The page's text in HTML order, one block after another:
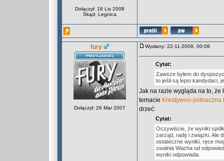
Dołączył: 18 Lis 2008
Skąd: Legnica
fury
Dołączył: 26 Mar 2007
Wysłany: 22-11-2008, 00:08
Cytat:
Zawsze byłem do
to jeśli są lepsi kandydaci,
Jak na razie wygląda na to, że
temacie Kreatywno-pokraczna
drzeć:
Cytat:
Oczywiście, że wyniki
zarząd, radę i związki. Ale
ostateczne wyniki, ręce
zwalnia Wacha od
wyniki odpowiada.